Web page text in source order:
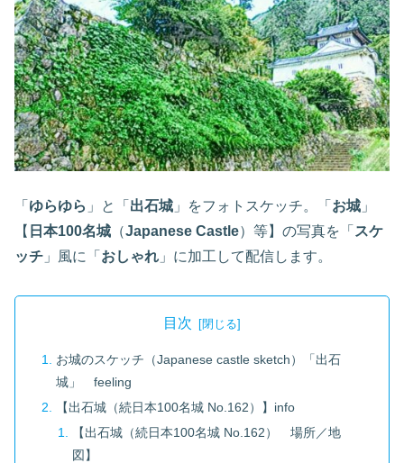
「 ゆらゆら 」と「 出石城 」をフォトスケッチ。「 お城 」
【 日本100名城 （Japanese Castle）等】の写真を「 スケ
ッチ 」風に「 おしゃれ 」に加工して配信します。
目次
お城のスケッチ（Japanese castle sketch）「出石
城」 feeling
【出石城（続日本100名城 No.162）】info
【出石城（続日本100名城 No.162） 場所／地
図】